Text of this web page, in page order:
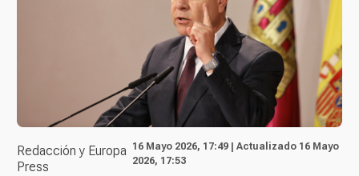
Redacción y Europa
Press
16 Mayo 2026, 17:49 | Actualizado 16 Mayo
2026, 17:53